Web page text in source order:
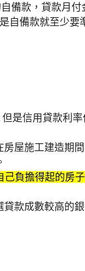
備款，貸款月付
自備款就至少要
是信用貸款利
房屋施工建造期
負擔得起的房
貸款成數較高的